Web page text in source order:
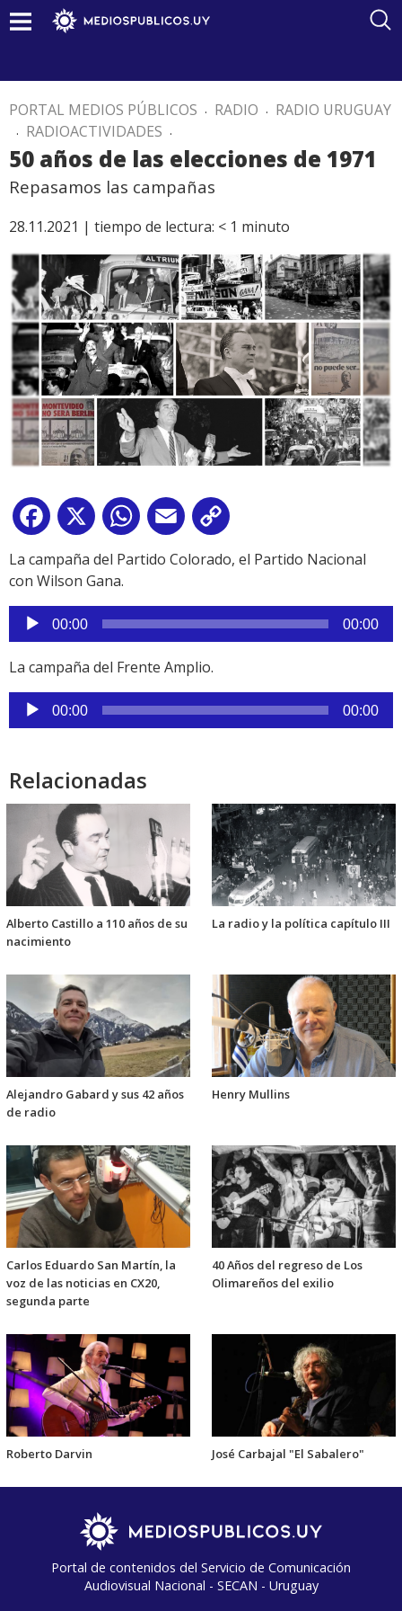
PORTAL MEDIOS PÚBLICOS . RADIO . RADIO URUGUAY
. RADIOACTIVIDADES .
50 años de las elecciones de 1971
Repasamos las campañas
28.11.2021 | tiempo de lectura: < 1 minuto
Facebook
X WhatsApp
Email
Link
La campaña del Partido Colorado, el Partido Nacional
con Wilson Gana.
Reproductor
de
audio
00:00 00:00
La campaña del Frente Amplio.
Reproductor
de
00:00 00:00
Relacionadas
Alberto Castillo a 110 años de su
nacimiento
La radio y la política capítulo III
Alejandro Gabard y sus 42 años
de radio
Henry Mullins
Carlos Eduardo San Martín, la
voz de las noticias en CX20,
segunda parte
40 Años del regreso de Los
Olimareños del exilio
Roberto Darvin José Carbajal "El Sabalero"
Portal de contenidos del Servicio de Comunicación
Audiovisual Nacional - SECAN - Uruguay